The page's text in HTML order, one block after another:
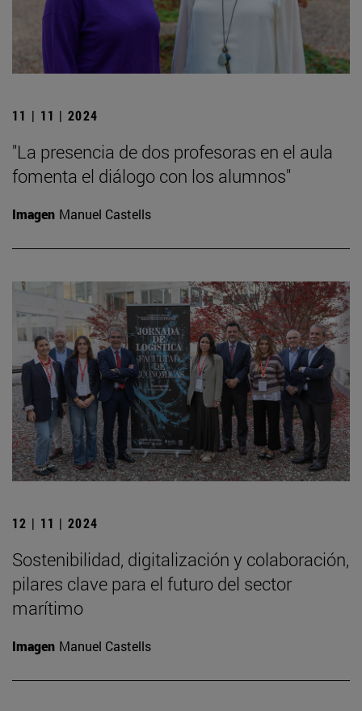
11 | 11 | 2024
"La presencia de dos profesoras en el aula
fomenta el diálogo con los alumnos"
Imagen Manuel Castells
12 | 11 | 2024
Sostenibilidad, digitalización y colaboración,
pilares clave para el futuro del sector
marítimo
Imagen Manuel Castells